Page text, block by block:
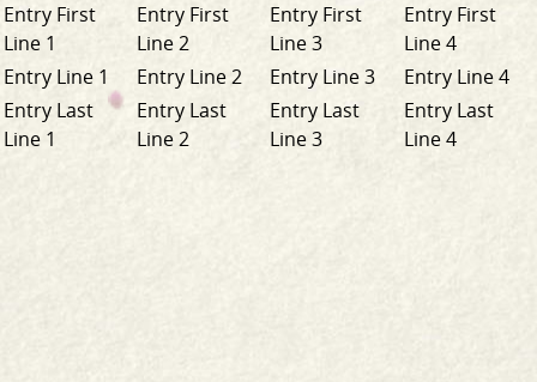
Entry First
Line 1
Entry First
Line 2
Entry First
Line 3
Entry First
Line 4
Entry Line 1
Entry Line 2 Entry Line 3
Entry Line 4
Entry Last
Line 1
Entry Last
Line 2
Entry Last
Line 3
Entry Last
Line 4